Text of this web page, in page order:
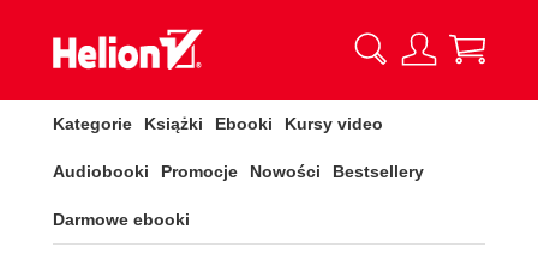
Kategorie Książki Ebooki Kursy video
Audiobooki Promocje Nowości Bestsellery
Darmowe ebooki